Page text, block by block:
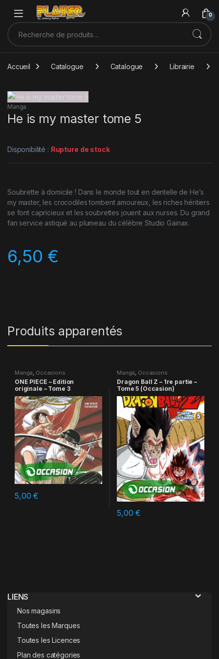
Sauter à la navigation
Skip to content
0
Recherche pour :
Accueil Catalogue Catalogue Librairie
Manga
He is my master tome 5
Disponibilité : Rupture de stock
Soubrette à domicile ! Dans le monde tout en dentelle de He’s
my master, les crocodiles tombent amoureux, les riches héritiers
se font capricieux et les soubrettes jouent aux nurses. Du grand
fan service astiqué au plumeau du célèbre Studio Gainax.
6,50 €
Produits apparentés
Manga, Occasions
ONE PIECE – Edition
originale – Tome 3
5,00€
Manga, Occasions
Dragon Ball Z – 1re partie –
Tome 5 (Occasion)
5,00€
LIENS
Nos magasins
Toutes les Marques
Toutes les Licences
Plan des catégories